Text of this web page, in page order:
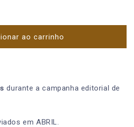
ao carrinho
durante a campanha editorial de
em ABRIL.